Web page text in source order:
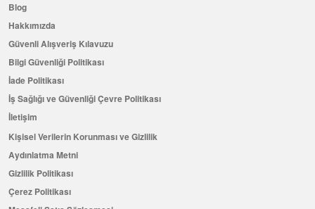
Blog
Hakkımızda
Güvenli Alışveriş Kılavuzu
Bilgi Güvenliği Politikası
İade Politikası
İş Sağlığı ve Güvenliği Çevre Politikası
İletişim
Kişisel Verilerin Korunması ve Gizlilik
Aydınlatma Metni
Gizlilik Politikası
Çerez Politikası